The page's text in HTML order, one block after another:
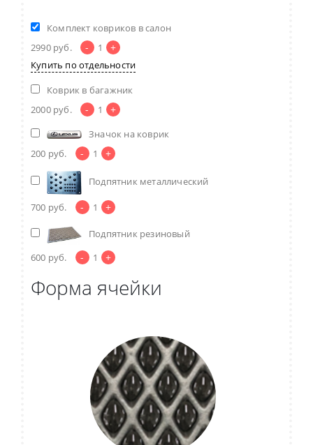
Комплект ковриков в салон
2990 руб. - 1 +
Купить по отдельности
Коврик в багажник
2000 руб. - 1 +
Значок на коврик
200 руб. - 1 +
Подпятник металлический
700 руб. - 1 +
Подпятник резиновый
600 руб. - 1 +
Форма ячейки